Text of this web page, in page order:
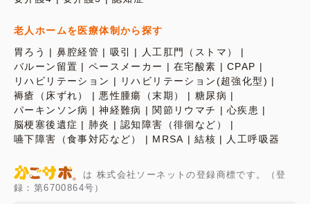
老人ホームを医療体制から探す
胃ろう
鼻腔経管 吸引
人工肛門（ストマ）
バルーン留置
ペースメーカー 在宅酸素
CPAP
リハビリテーション
リハビリテーション(超強化型)
褥瘡（床ずれ）
悪性腫瘍（末期）
糖尿病
パーキンソン病
神経難病 関節リウマチ
心疾患
脳梗塞後遺症
肺炎
認知障害（徘徊など）
嚥下障害（食事対応など）
MRSA 結核 人工呼吸器
は 株式会社ソーネットの登録商標です。（登
録：第6700864号）